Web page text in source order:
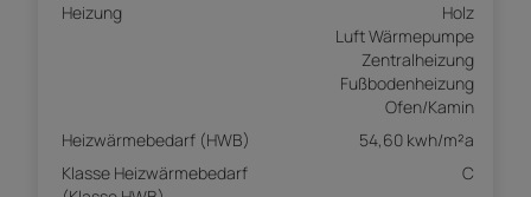
Heizung
Holz
Luft Wärmepumpe
Zentralheizung
Fußbodenheizung
Ofen/Kamin
Heizwärmebedarf (HWB)
54,60 kwh/m²a
Klasse Heizwärmebedarf
C